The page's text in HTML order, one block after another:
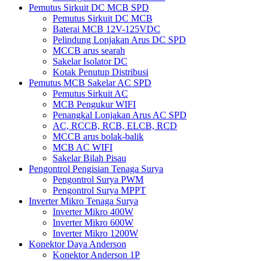
Pemutus Sirkuit DC MCB SPD
Pemutus Sirkuit DC MCB
Baterai MCB 12V-125VDC
Pelindung Lonjakan Arus DC SPD
MCCB arus searah
Sakelar Isolator DC
Kotak Penutup Distribusi
Pemutus MCB Sakelar AC SPD
Pemutus Sirkuit AC
MCB Pengukur WIFI
Penangkal Lonjakan Arus AC SPD
AC, RCCB, RCB, ELCB, RCD
MCCB arus bolak-balik
MCB AC WIFI
Sakelar Bilah Pisau
Pengontrol Pengisian Tenaga Surya
Pengontrol Surya PWM
Pengontrol Surya MPPT
Inverter Mikro Tenaga Surya
Inverter Mikro 400W
Inverter Mikro 600W
Inverter Mikro 1200W
Konektor Daya Anderson
Konektor Anderson 1P